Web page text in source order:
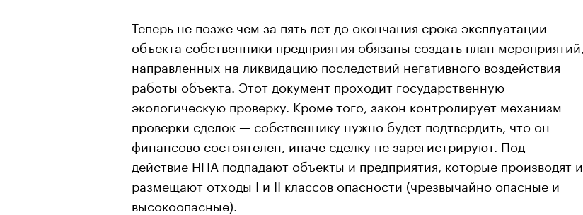
Теперь не позже чем за пять лет до окончания срока эксплуатации
объекта собственники предприятия обязаны создать план мероприятий,
направленных на ликвидацию последствий негативного воздействия
работы объекта. Этот документ проходит государственную
экологическую проверку. Кроме того, закон контролирует механизм
проверки сделок — собственнику нужно будет подтвердить, что он
финансово состоятелен, иначе сделку не зарегистрируют. Под
действие НПА подпадают объекты и предприятия, которые производят и
размещают отходы I и II классов опасности (чрезвычайно опасные и
высокоопасные).